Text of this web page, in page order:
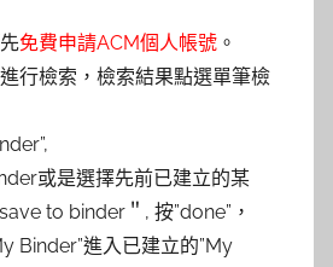
免費申請ACM個人帳號 。
行檢索，檢索結果點選單筆檢
或是選擇先前已建立的某
to binder＂, 按”done”，
Binder”進入已建立的”My